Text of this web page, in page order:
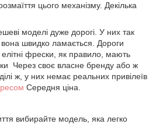
цього механізму. Декілька
моделі дуже дорогі. У них так
швидко ламається. Дороги
елітні фрески, як правило, мають
Через своє власне бренду або ж
ж, у них немає реальних привілеїв
Середня ціна.
вибирайте модель, яка легко